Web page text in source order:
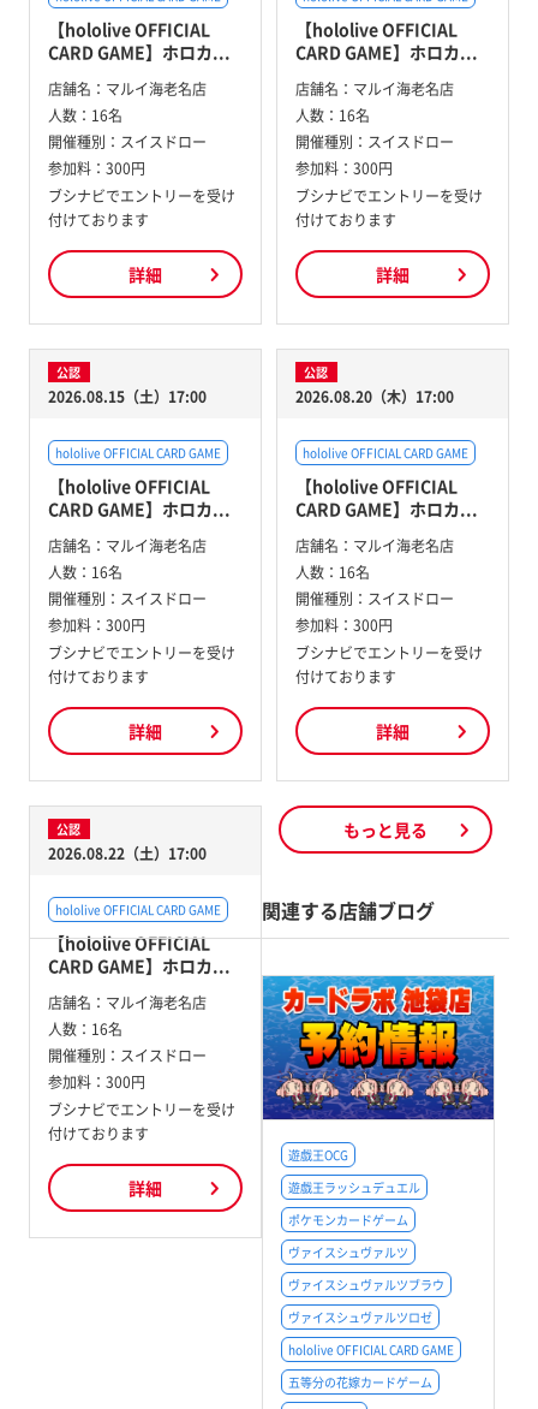
【hololive OFFICIAL
CARD GAME】ホロカ...
店舗名： マルイ海老名店
人数： 16名
開催種別： スイスドロー
参加料： 300円
ブシナビでエントリーを受け
付けております
詳細
【hololive OFFICIAL
CARD GAME】ホロカ...
店舗名： マルイ海老名店
人数： 16名
開催種別： スイスドロー
参加料： 300円
ブシナビでエントリーを受け
付けております
詳細
公認
2026.08.15（土）17:00
hololive OFFICIAL CARD GAME
【hololive OFFICIAL
CARD GAME】ホロカ...
店舗名： マルイ海老名店
人数： 16名
開催種別： スイスドロー
参加料： 300円
ブシナビでエントリーを受け
付けております
詳細
公認
2026.08.20（木）17:00
hololive OFFICIAL CARD GAME
【hololive OFFICIAL
CARD GAME】ホロカ...
店舗名： マルイ海老名店
人数： 16名
開催種別： スイスドロー
参加料： 300円
ブシナビでエントリーを受け
付けております
詳細
公認
2026.08.22（土）17:00
hololive OFFICIAL CARD GAME
【hololive OFFICIAL
CARD GAME】ホロカ...
店舗名： マルイ海老名店
人数： 16名
開催種別： スイスドロー
参加料： 300円
ブシナビでエントリーを受け
付けております
詳細
もっと見る
関連する店舗ブログ
遊戯王OCG
遊戯王ラッシュデュエル
ポケモンカードゲーム
ヴァイスシュヴァルツ
ヴァイスシュヴァルツブラウ
ヴァイスシュヴァルツロゼ
hololive OFFICIAL CARD GAME
五等分の花嫁カードゲーム